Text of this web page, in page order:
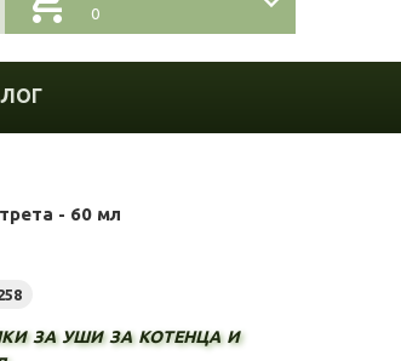
0
- 60 мл
за уши за котенца и